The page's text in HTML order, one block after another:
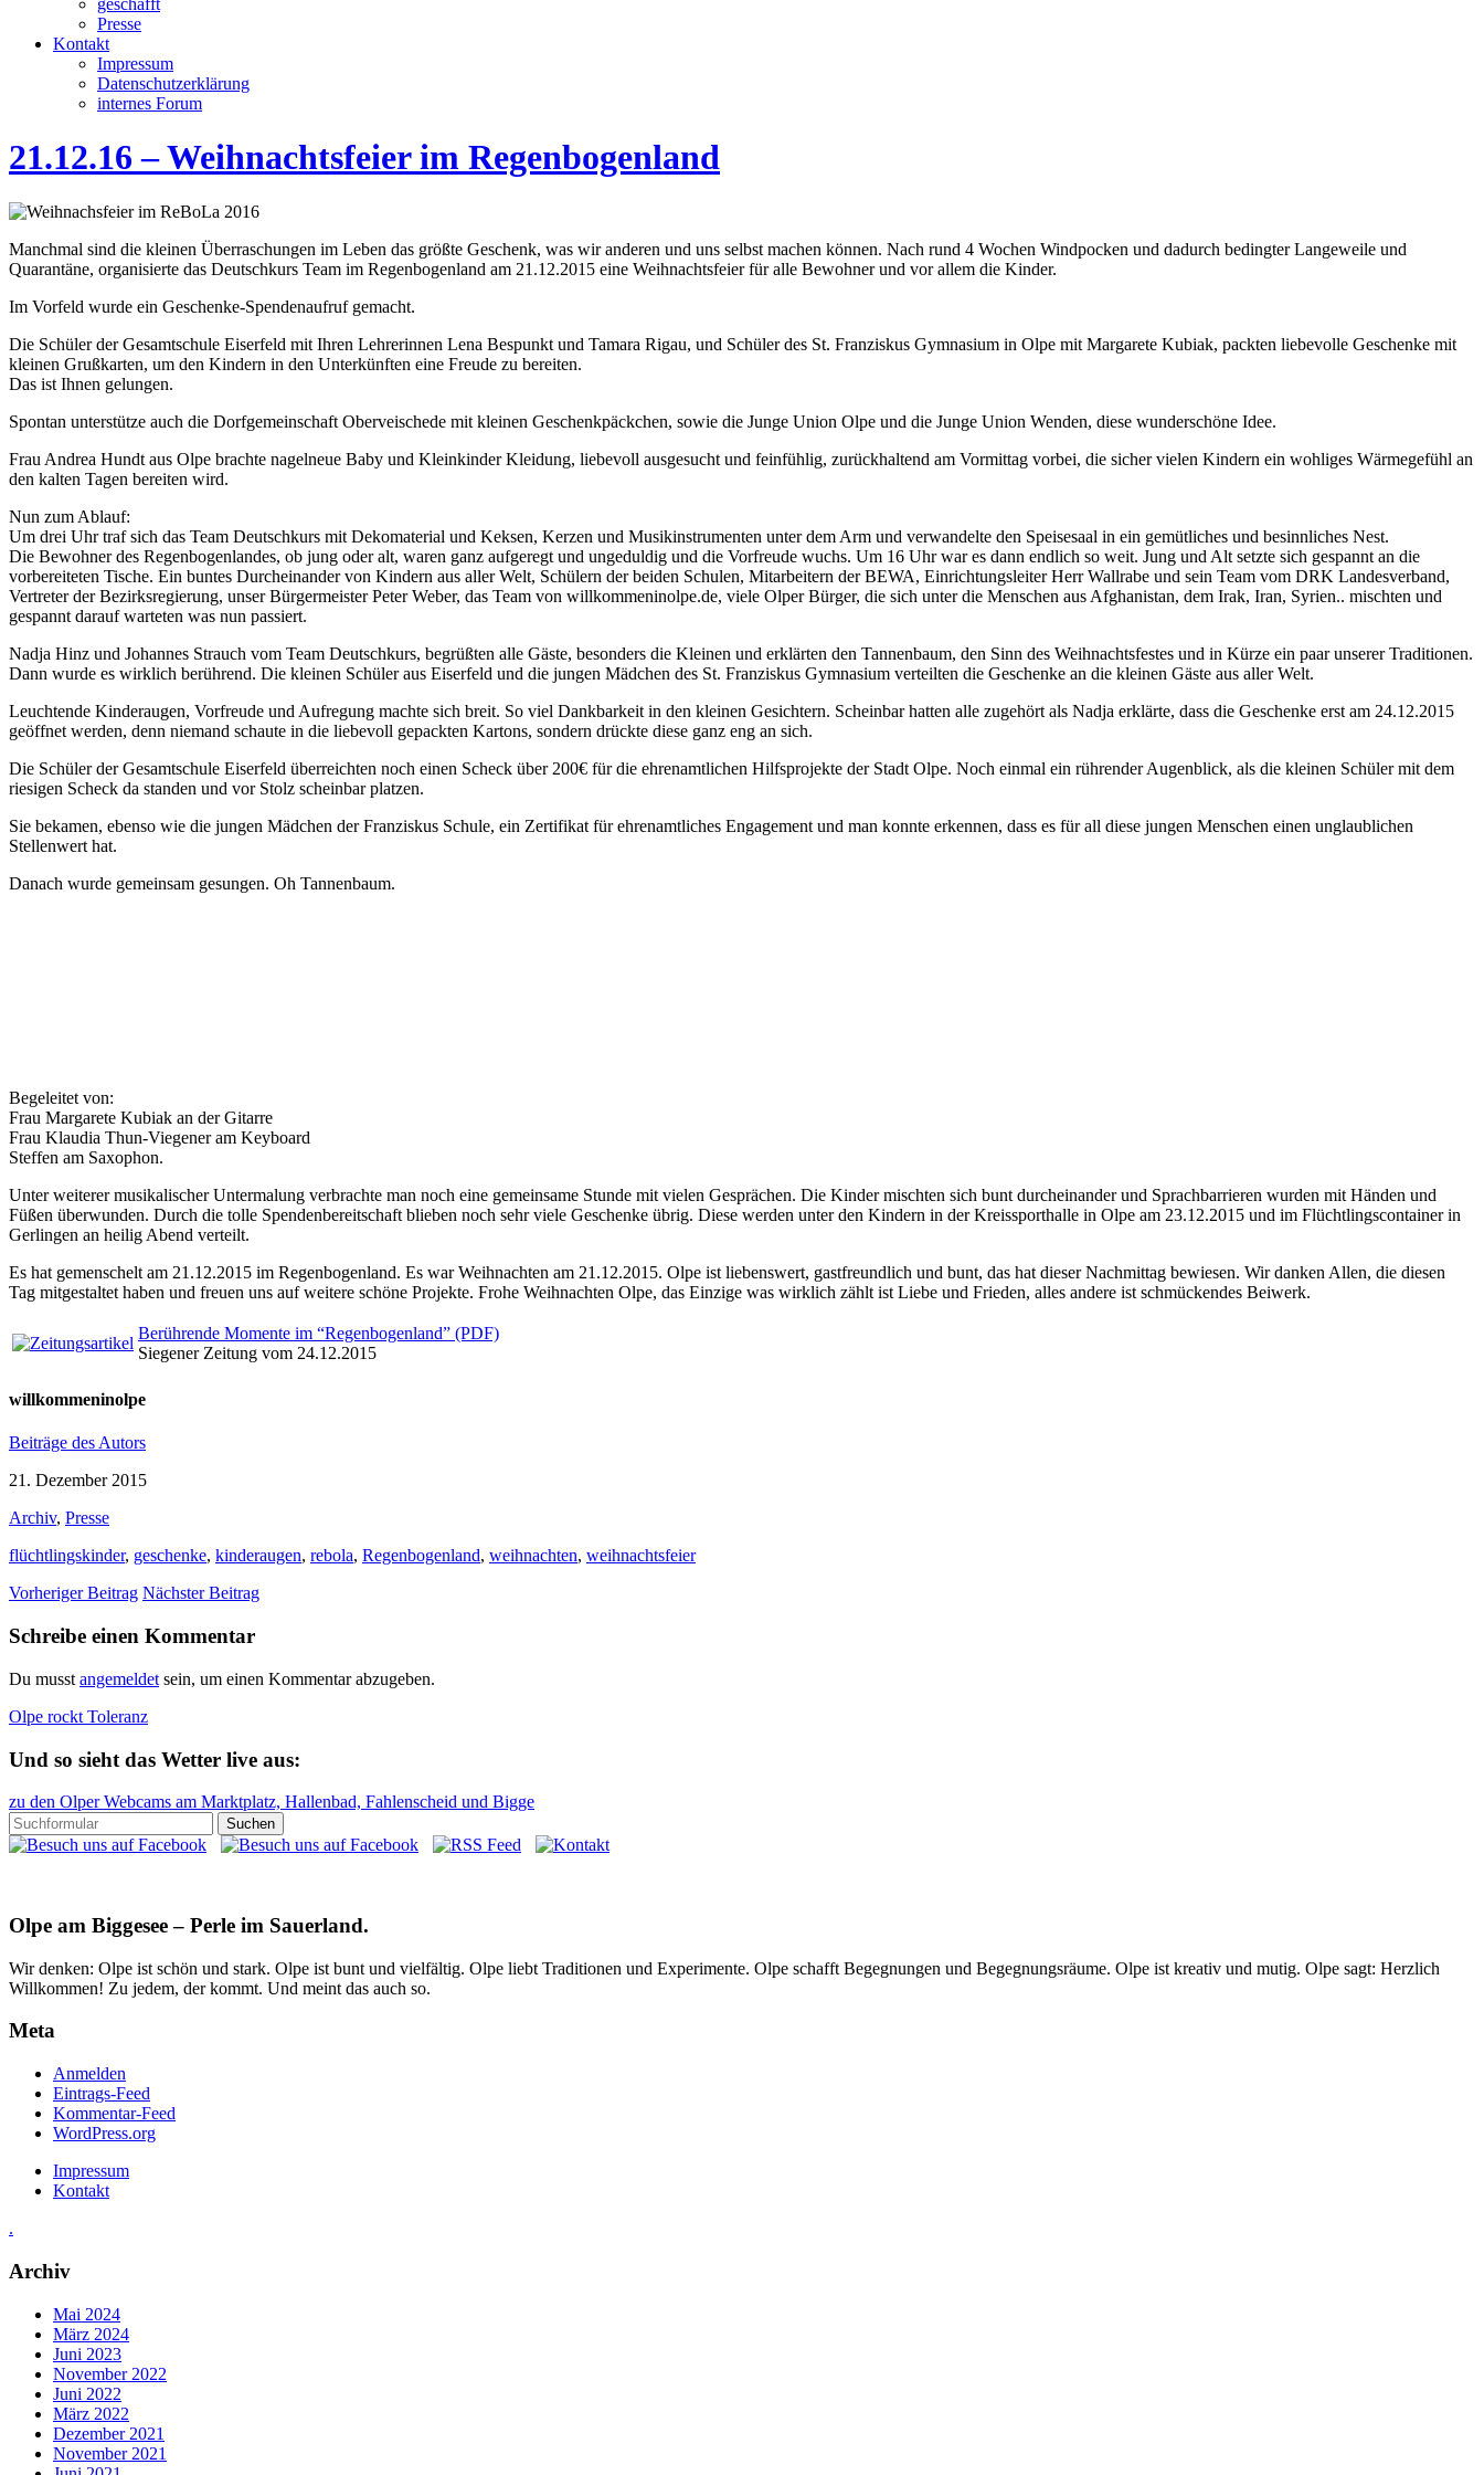
geschafft
Presse
Kontakt
Impressum
Datenschutzerklärung
internes Forum
21.12.16 – Weihnachtsfeier im Regenbogenland
Manchmal sind die kleinen Überraschungen im Leben das größte Geschenk, was wir anderen und uns selbst machen können. Nach rund 4 Wochen Windpocken und dadurch bedingter Langeweile und
Quarantäne, organisierte das Deutschkurs Team im Regenbogenland am 21.12.2015 eine Weihnachtsfeier für alle Bewohner und vor allem die Kinder.
Im Vorfeld wurde ein Geschenke-Spendenaufruf gemacht.
Die Schüler der Gesamtschule Eiserfeld mit Ihren Lehrerinnen Lena Bespunkt und Tamara Rigau, und Schüler des St. Franziskus Gymnasium in Olpe mit Margarete Kubiak, packten liebevolle Geschenke mit
kleinen Grußkarten, um den Kindern in den Unterkünften eine Freude zu bereiten.
Das ist Ihnen gelungen.
Spontan unterstütze auch die Dorfgemeinschaft Oberveischede mit kleinen Geschenkpäckchen, sowie die Junge Union Olpe und die Junge Union Wenden, diese wunderschöne Idee.
Frau Andrea Hundt aus Olpe brachte nagelneue Baby und Kleinkinder Kleidung, liebevoll ausgesucht und feinfühlig, zurückhaltend am Vormittag vorbei, die sicher vielen Kindern ein wohliges Wärmegefühl an
den kalten Tagen bereiten wird.
Nun zum Ablauf:
Um drei Uhr traf sich das Team Deutschkurs mit Dekomaterial und Keksen, Kerzen und Musikinstrumenten unter dem Arm und verwandelte den Speisesaal in ein gemütliches und besinnliches Nest.
Die Bewohner des Regenbogenlandes, ob jung oder alt, waren ganz aufgeregt und ungeduldig und die Vorfreude wuchs. Um 16 Uhr war es dann endlich so weit. Jung und Alt setzte sich gespannt an die
vorbereiteten Tische. Ein buntes Durcheinander von Kindern aus aller Welt, Schülern der beiden Schulen, Mitarbeitern der BEWA, Einrichtungsleiter Herr Wallrabe und sein Team vom DRK Landesverband,
Vertreter der Bezirksregierung, unser Bürgermeister Peter Weber, das Team von willkommeninolpe.de, viele Olper Bürger, die sich unter die Menschen aus Afghanistan, dem Irak, Iran, Syrien.. mischten und
gespannt darauf warteten was nun passiert.
Nadja Hinz und Johannes Strauch vom Team Deutschkurs, begrüßten alle Gäste, besonders die Kleinen und erklärten den Tannenbaum, den Sinn des Weihnachtsfestes und in Kürze ein paar unserer Traditionen.
Dann wurde es wirklich berührend. Die kleinen Schüler aus Eiserfeld und die jungen Mädchen des St. Franziskus Gymnasium verteilten die Geschenke an die kleinen Gäste aus aller Welt.
Leuchtende Kinderaugen, Vorfreude und Aufregung machte sich breit. So viel Dankbarkeit in den kleinen Gesichtern. Scheinbar hatten alle zugehört als Nadja erklärte, dass die Geschenke erst am 24.12.2015
geöffnet werden, denn niemand schaute in die liebevoll gepackten Kartons, sondern drückte diese ganz eng an sich.
Die Schüler der Gesamtschule Eiserfeld überreichten noch einen Scheck über 200€ für die ehrenamtlichen Hilfsprojekte der Stadt Olpe. Noch einmal ein rührender Augenblick, als die kleinen Schüler mit dem
riesigen Scheck da standen und vor Stolz scheinbar platzen.
Sie bekamen, ebenso wie die jungen Mädchen der Franziskus Schule, ein Zertifikat für ehrenamtliches Engagement und man konnte erkennen, dass es für all diese jungen Menschen einen unglaublichen
Stellenwert hat.
Danach wurde gemeinsam gesungen. Oh Tannenbaum.
Begeleitet von:
Frau Margarete Kubiak an der Gitarre
Frau Klaudia Thun-Viegener am Keyboard
Steffen am Saxophon.
Unter weiterer musikalischer Untermalung verbrachte man noch eine gemeinsame Stunde mit vielen Gesprächen. Die Kinder mischten sich bunt durcheinander und Sprachbarrieren wurden mit Händen und
Füßen überwunden. Durch die tolle Spendenbereitschaft blieben noch sehr viele Geschenke übrig. Diese werden unter den Kindern in der Kreissporthalle in Olpe am 23.12.2015 und im Flüchtlingscontainer in
Gerlingen an heilig Abend verteilt.
Es hat gemenschelt am 21.12.2015 im Regenbogenland. Es war Weihnachten am 21.12.2015. Olpe ist liebenswert, gastfreundlich und bunt, das hat dieser Nachmittag bewiesen. Wir danken Allen, die diesen
Tag mitgestaltet haben und freuen uns auf weitere schöne Projekte. Frohe Weihnachten Olpe, das Einzige was wirklich zählt ist Liebe und Frieden, alles andere ist schmückendes Beiwerk.
Berührende Momente im “Regenbogenland” (PDF)
Siegener Zeitung vom 24.12.2015
willkommeninolpe
Beiträge des Autors
21. Dezember 2015
Archiv, Presse
flüchtlingskinder, geschenke, kinderaugen, rebola, Regenbogenland, weihnachten, weihnachtsfeier
Vorheriger Beitrag Nächster Beitrag
Schreibe einen Kommentar
Du musst angemeldet sein, um einen Kommentar abzugeben.
Olpe rockt Toleranz
Und so sieht das Wetter live aus:
zu den Olper Webcams am Marktplatz, Hallenbad, Fahlenscheid und Bigge
Olpe am Biggesee – Perle im Sauerland.
Wir denken: Olpe ist schön und stark. Olpe ist bunt und vielfältig. Olpe liebt Traditionen und Experimente. Olpe schafft Begegnungen und Begegnungsräume. Olpe ist kreativ und mutig. Olpe sagt: Herzlich
Willkommen! Zu jedem, der kommt. Und meint das auch so.
Meta
Anmelden
Eintrags-Feed
Kommentar-Feed
WordPress.org
Impressum
Kontakt
.
Archiv
Mai 2024
März 2024
Juni 2023
November 2022
Juni 2022
März 2022
Dezember 2021
November 2021